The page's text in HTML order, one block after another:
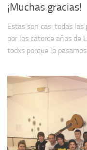
¡Muchas gracias!
Estas son casi todas
por los catorce años de
todxs porque lo